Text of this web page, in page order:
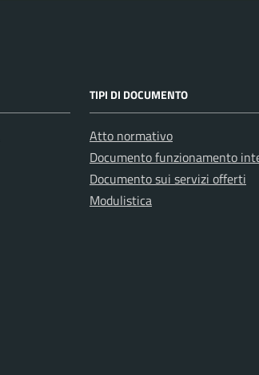
TIPI DI DOCUMENTO
Atto normativo
Documento funzionamento
Documento sui servizi offerti
Modulistica